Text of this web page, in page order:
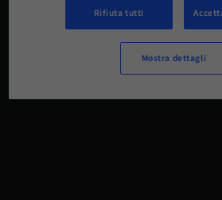
Rifiuta tutti
Mostra dettagli